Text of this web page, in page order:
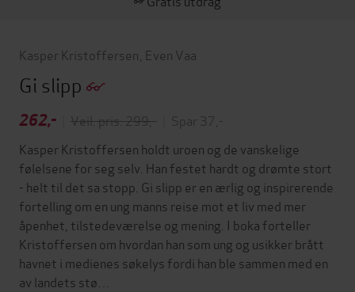
Kasper Kristoffersen Even Vaa
Gi slipp
262,- Veil. pris: 299,-
Spar 37,-
Kasper Kristoffersen holdt uroen og de vanskelige
følelsene for seg selv. Han festet hardt og drømte stort
- helt til det sa stopp. Gi slipp er en ærlig og inspirerende
fortelling om en ung manns reise mot et liv med mer
åpenhet, tilstedeværelse og mening. I boka forteller
Kristoffersen om hvordan han som ung og usikker brått
havnet i medienes søkelys fordi han ble sammen med en
av landets stø…